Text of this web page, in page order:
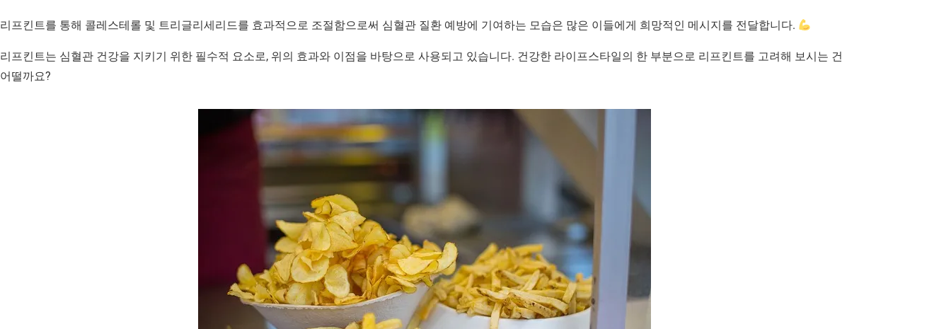
리프킨트를 통해 콜레스테롤 및 트리글리세리드를 효과적으로 조절함으로써 심혈관 질환 예방에 기여하는 모습은 많은 이들에게 희망적인 메시지를 전달합니다.
리프킨트는 심혈관 건강을 지키기 위한 필수적 요소로, 위의 효과와 이점을 바탕으로 사용되고 있습니다. 건강한 라이프스타일의 한 부분으로 리프킨트를 고려해 보시는 건
어떨까요?